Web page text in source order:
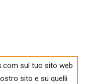
sul tuo sito web
sito e su quelli